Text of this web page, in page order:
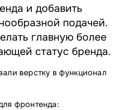
и добавить
подачей.
главную более
статус бренда.
верстку в функционал
фронтенда: